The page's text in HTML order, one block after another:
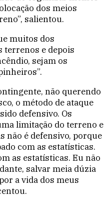
dos meios
salientou.
muitos dos
e depois
sejam os
não querendo
o método de ataque
defensivo. Os
limitação do terreno e
não é defensivo, porque
com as estatísticas.
as estatísticas. Eu não
salvar meia dúzia
a vida dos meus